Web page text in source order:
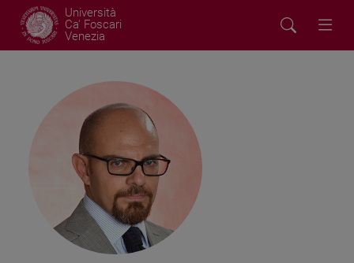
Università
Ca' Foscari
Venezia